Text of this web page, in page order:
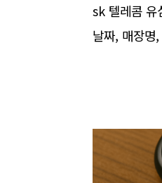
sk 텔레콤 유
날짜, 매장명